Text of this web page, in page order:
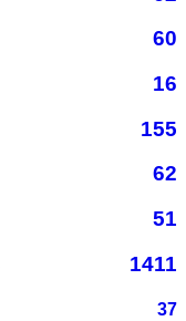
60
16
155
62
51
1411
37